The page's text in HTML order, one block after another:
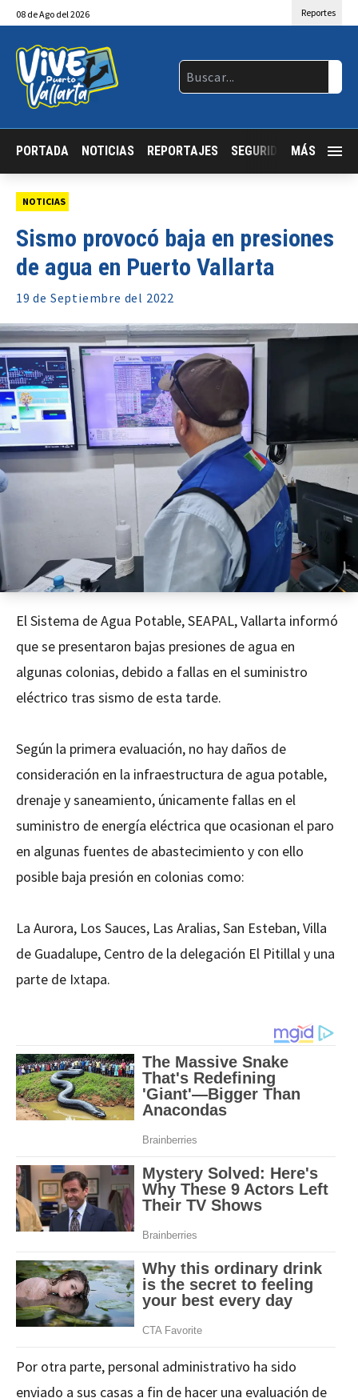
08 deAgo del 2026 Reportes
PORTADA NOTICIAS REPORTAJES SEGURIDAD JALISCO
MÁS
NOTICIAS
Sismo provocó baja en presiones
de agua en Puerto Vallarta
19 de Septiembre del 2022
El Sistema de Agua Potable, SEAPAL, Vallarta informó
que se presentaron bajas presiones de agua en
algunas colonias, debido a fallas en el suministro
eléctrico tras sismo de esta tarde.
Según la primera evaluación, no hay daños de
consideración en la infraestructura de agua potable,
drenaje y saneamiento, únicamente fallas en el
suministro de energía eléctrica que ocasionan el paro
en algunas fuentes de abastecimiento y con ello
posible baja presión en colonias como:
La Aurora, Los Sauces, Las Aralias, San Esteban, Villa
de Guadalupe, Centro de la delegación El Pitillal y una
parte de Ixtapa.
Por otra parte, personal administrativo ha sido
enviado a sus casas a fin de hacer una evaluación de